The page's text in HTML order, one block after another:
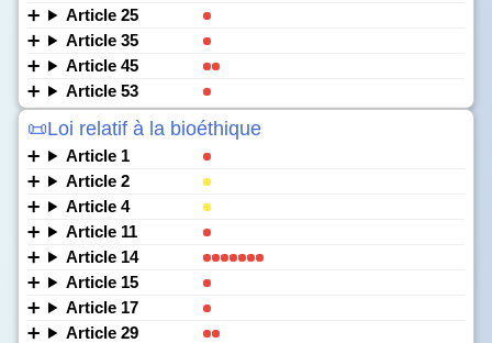
Article 25
Article 35
Article 45
Article 53
📜Loi relatif à la bioéthique
Article 1
Article 2
Article 4
Article 11
Article 14
Article 15
Article 17
Article 29